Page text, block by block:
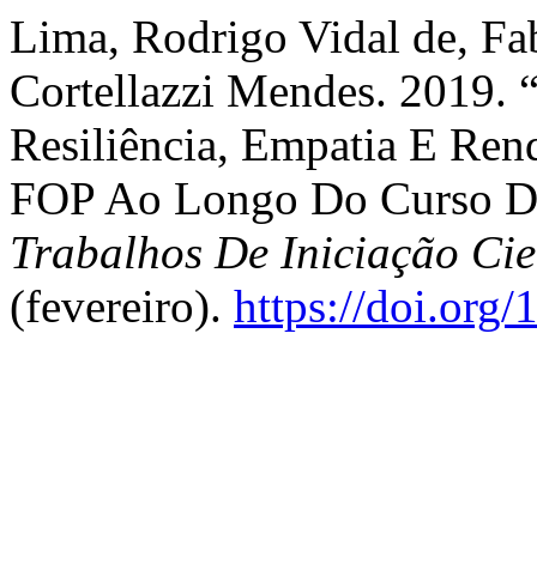
Lima, Rodrigo Vidal de,
Cortellazzi Mendes. 2019.
Resiliência, Empatia E
FOP Ao Longo Do Curso
Trabalhos De Iniciação
(fevereiro). https://doi.org/